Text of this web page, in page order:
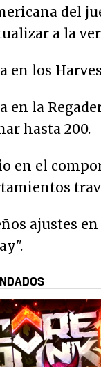
del
a la
en los
en la
hasta 200.
en el
ajustes
.